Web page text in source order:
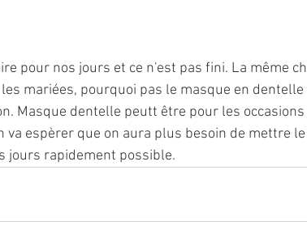
pour nos jours et ce n'est pas fini. La même
mariées, pourquoi pas le masque en dentelle
Masque dentelle peutt être pour les occasions
va espèrer que on aura plus besoin de mettre
jours rapidement possible.